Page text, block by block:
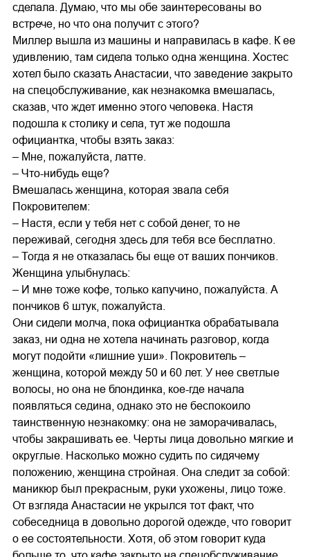
сделала. Думаю, что мы обе заинтересованы во
встрече, но что она получит с этого?
Миллер вышла из машины и направилась в кафе. К ее
удивлению, там сидела только одна женщина. Хостес
хотел было сказать Анастасии, что заведение закрыто
на спецобслуживание, как незнакомка вмешалась,
сказав, что ждет именно этого человека. Настя
подошла к столику и села, тут же подошла
официантка, чтобы взять заказ:
– Мне, пожалуйста, латте.
– Что-нибудь еще?
Вмешалась женщина, которая звала себя
Покровителем:
– Настя, если у тебя нет с собой денег, то не
переживай, сегодня здесь для тебя все бесплатно.
– Тогда я не отказалась бы еще от ваших пончиков.
Женщина улыбнулась:
– И мне тоже кофе, только капучино, пожалуйста. А
пончиков 6 штук, пожалуйста.
Они сидели молча, пока официантка обрабатывала
заказ, ни одна не хотела начинать разговор, когда
могут подойти «лишние уши». Покровитель –
женщина, которой между 50 и 60 лет. У нее светлые
волосы, но она не блондинка, кое-где начала
появляться седина, однако это не беспокоило
таинственную незнакомку: она не заморачивалась,
чтобы закрашивать ее. Черты лица довольно мягкие и
округлые. Насколько можно судить по сидячему
положению, женщина стройная. Она следит за собой:
маникюр был прекрасным, руки ухожены, лицо тоже.
От взгляда Анастасии не укрылся тот факт, что
собеседница в довольно дорогой одежде, что говорит
о ее состоятельности. Хотя, об этом говорит куда